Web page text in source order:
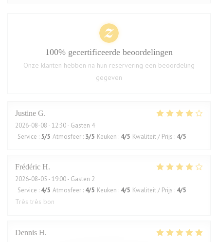
Justine G
2026-08-08 - 12:30 - Gasten 4
Service : 5/5 Atmosfeer : 3/5 Keuken : 4/5 Kwaliteit / Prijs : 4/5
Frédéric H
2026-08-05 - 19:00 - Gasten 2
Service : 4/5 Atmosfeer : 4/5 Keuken : 4/5 Kwaliteit / Prijs : 4/5
Très très bon
Dennis H
100% gecertificeerde beoordelingen
Onze klanten hebben na hun reservering een beoordeling
gegeven